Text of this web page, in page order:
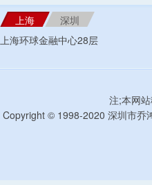
上海
深圳
上海环球金融中心28层
注;本网
Copyright © 1998-2020 深圳市乔